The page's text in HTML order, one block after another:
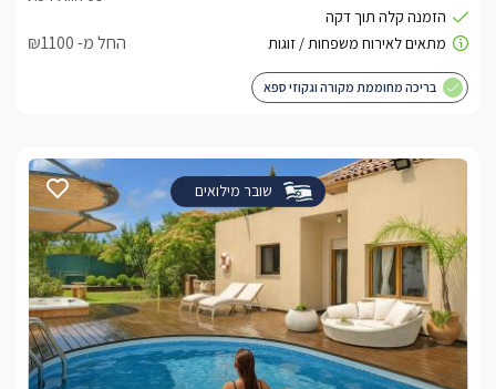
החל מ- ₪1100
בריכה מחוממת מקורה וגקוזי ספא
שובר מילואים